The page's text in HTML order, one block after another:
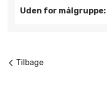
Uden for målgruppe:
Tilbage